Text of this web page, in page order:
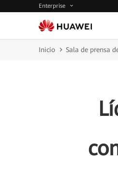
Enterprise
Inicio Sala de prensa